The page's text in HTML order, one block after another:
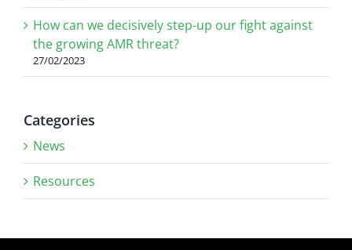
How can we decisively step-up our fight against
the growing AMR threat?
27/02/2023
Categories
News
Resources